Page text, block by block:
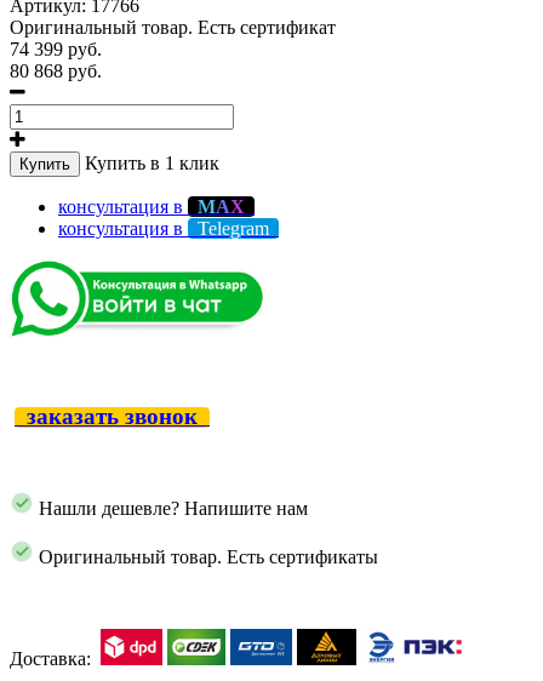
Артикул: 17766
Оригинальный товар. Есть сертификат
74 399 руб.
80 868 руб.
Купить Купить в 1 клик
консультация в МАХ
консультация в Telegram
заказать звонок
Нашли дешевле? Напишите нам
Оригинальный товар. Есть сертификаты
Доставка: